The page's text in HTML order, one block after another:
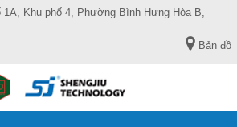
Khu phố 4, Phường Bình Hưng Hòa B,
Bản đồ